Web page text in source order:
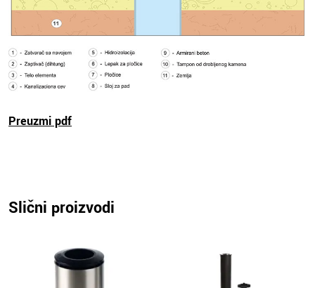
Preuzmi pdf
Slični proizvodi